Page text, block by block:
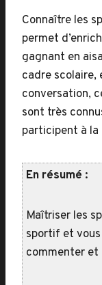
Connaître les
permet
gagnant en
cadre scolaire,
conversation,
sont très
participent à
En résumé :
Maîtriser les
sportif et
commenter et